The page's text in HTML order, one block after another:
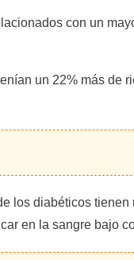
con un
un 22% más de
los diabéticos
en la sangre bajo